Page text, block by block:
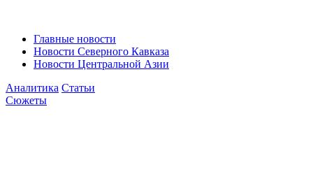
Главные новости
Новости Северного Кавказа
Новости Центральной Азии
Аналитика Статьи
Сюжеты